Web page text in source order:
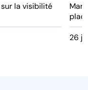
la visibilité
26